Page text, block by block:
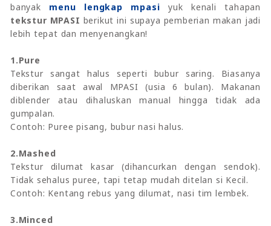
banyak menu lengkap mpasi yuk kenali tahapan
tekstur MPASI berikut ini supaya pemberian makan jadi
lebih tepat dan menyenangkan!
1.Pure
Tekstur sangat halus seperti bubur saring. Biasanya
diberikan saat awal MPASI (usia 6 bulan). Makanan
diblender atau dihaluskan manual hingga tidak ada
gumpalan.
Contoh: Puree pisang, bubur nasi halus.
2.Mashed
Tekstur dilumat kasar (dihancurkan dengan sendok).
Tidak sehalus puree, tapi tetap mudah ditelan si Kecil.
Contoh: Kentang rebus yang dilumat, nasi tim lembek.
3.Minced